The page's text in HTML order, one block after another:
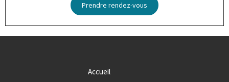
Prendre rendez-vous
Accueil